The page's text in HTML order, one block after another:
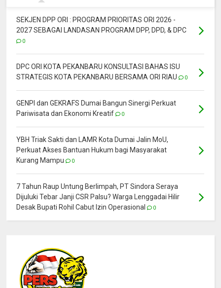
SEKJEN DPP ORI : PROGRAM PRIORITAS ORI 2026 -
2027 SEBAGAI LANDASAN PROGRAM DPP, DPD, & DPC
0
DPC ORI KOTA PEKANBARU KONSULTASI BAHAS ISU
STRATEGIS KOTA PEKANBARU BERSAMA ORI RIAU
0
GENPI dan GEKRAFS Dumai Bangun Sinergi Perkuat
Pariwisata dan Ekonomi Kreatif
0
YBH Triak Sakti dan LAMR Kota Dumai Jalin MoU,
Perkuat Akses Bantuan Hukum bagi Masyarakat
Kurang Mampu
0
7 Tahun Raup Untung Berlimpah, PT Sindora Seraya
Dijuluki Tebar Janji CSR Palsu? Warga Lenggadai Hilir
Desak Bupati Rohil Cabut Izin Operasional
0